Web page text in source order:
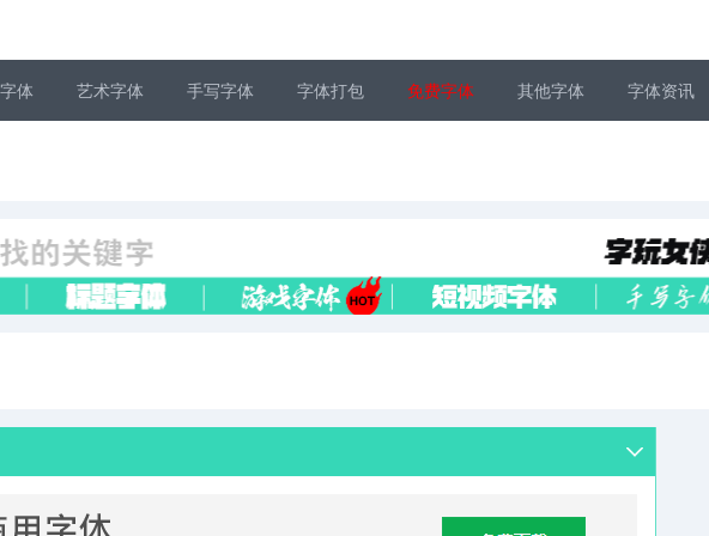
体 艺术字体 手写字体 字体打包 免费字体 其他字体 字体资讯